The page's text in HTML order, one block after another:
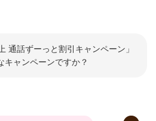
通話ずーっと割引キャンペーン」
キャンペーンですか？